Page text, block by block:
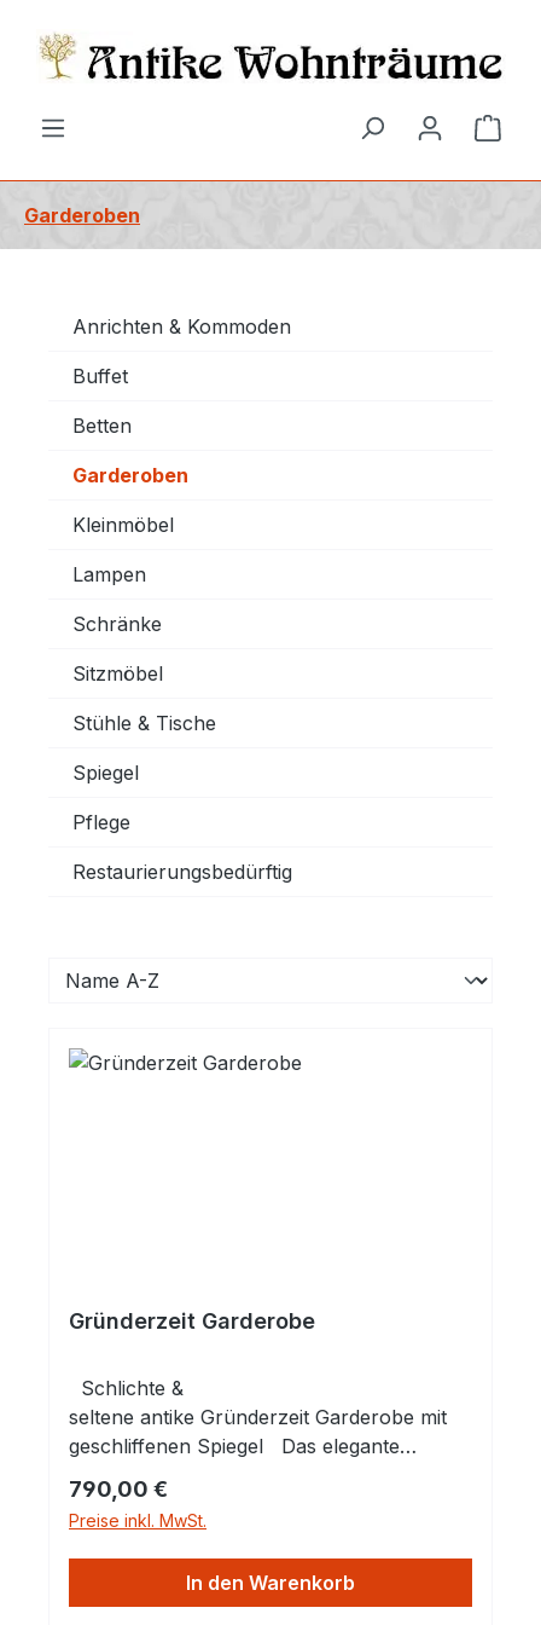
springen
Garderoben
Anrichten & Kommoden
Buffet
Betten
Garderoben
Kleinmöbel
Lampen
Schränke
Sitzmöbel
Stühle & Tische
Spiegel
Pflege
Restaurierungsbedürftig
Gründerzeit Garderobe
Schlichte &
seltene antike Gründerzeit Garderobe mit
geschliffenen Spiegel Das elegante
Möbelstück bietet Platz für Kleidungsstücke
und Accessoires. Sie hat 4
Pferdekopfhaken und ein praktisches
Schränkchen mit Schubfach. Das
Massivholz aus Eiche sorgt für eine hohe
Regulärer Preis:
790,00 €
Preise inkl. MwSt.
In den Warenkorb